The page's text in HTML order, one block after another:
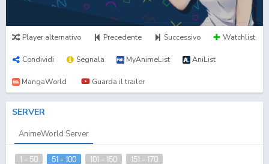
Player alternativo Precedente Successivo Watchlist
Condividi Segnala MyAnimeList AniList
MangaWorld Guarda il trailer
SERVER
AnimeWorld Server
1 - 50 51 - 100 101 - 150 151 - 170